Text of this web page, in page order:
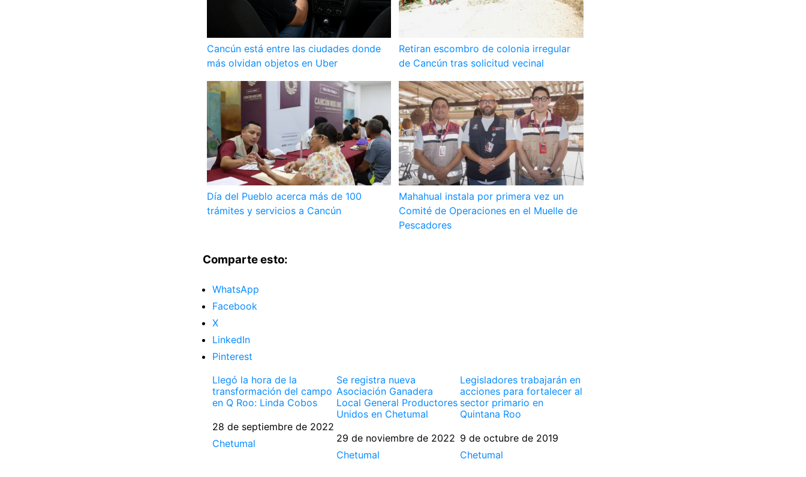
Cancún está entre las ciudades donde
más olvidan objetos en Uber
Retiran escombro de colonia irregular
de Cancún tras solicitud vecinal
Día del Pueblo acerca más de 100
trámites y servicios a Cancún
Mahahual instala por primera vez un
Comité de Operaciones en el Muelle de
Pescadores
Comparte esto:
WhatsApp
Facebook
X
LinkedIn
Pinterest
Llegó la hora de la
transformación del campo
en Q Roo: Linda Cobos
Fecha
28 de septiembre de 2022
Respecto a
Chetumal
Se registra nueva
Asociación Ganadera
Local General Productores
Unidos en Chetumal
Fecha
29 de noviembre de 2022
Respecto a
Chetumal
Legisladores trabajarán en
acciones para fortalecer al
sector primario en
Quintana Roo
Fecha
9 de octubre de 2019
Respecto a
Chetumal